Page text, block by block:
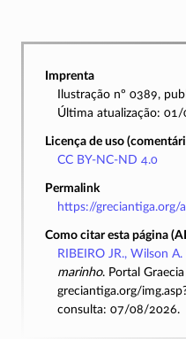
Imprenta
Ilustração nº 0389,
Última atualização:
Licença de uso
CC BY-NC-ND 4.0
Permalink
https://greciantiga.org/
Como citar esta página
RIBEIRO JR., Wilson A.
marinho. Portal
greciantiga.org/
consulta: 07/08/2026.